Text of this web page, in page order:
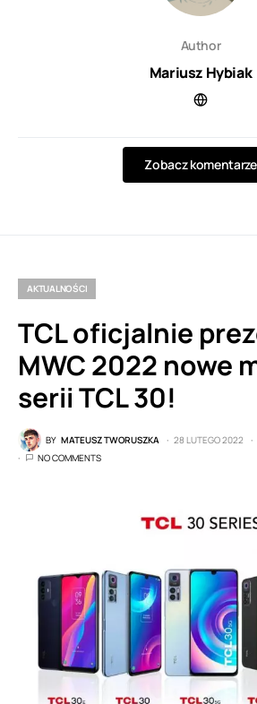
Author
Mariusz Hybiak
Zobacz komentarze
AKTUALNOŚCI
TCL oficjalnie
MWC 2022 nowe
serii TCL 30!
BY MATEUSZ TWORUSZKA 28 LUTEGO 2022
NO COMMENTS